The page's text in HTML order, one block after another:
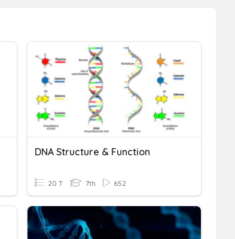
DNA Structure & Function
20 T 7th 652